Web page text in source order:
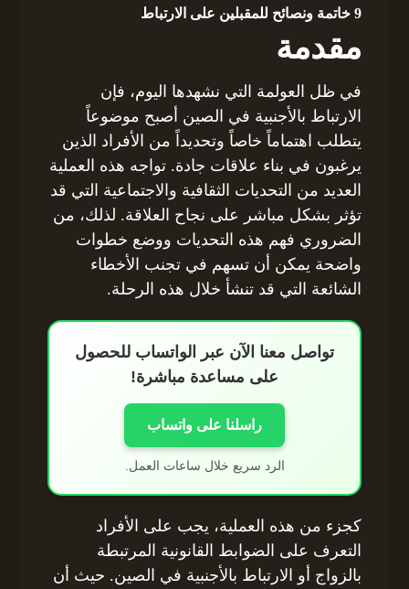
9 خاتمة ونصائح للمقبلين على الارتباط
مقدمة
في ظل العولمة التي نشهدها اليوم، فإن
الارتباط بالأجنبية في الصين أصبح موضوعاً
يتطلب اهتماماً خاصاً وتحديداً من الأفراد الذين
يرغبون في بناء علاقات جادة. تواجه هذه العملية
العديد من التحديات الثقافية والاجتماعية التي قد
تؤثر بشكل مباشر على نجاح العلاقة. لذلك، من
الضروري فهم هذه التحديات ووضع خطوات
واضحة يمكن أن تسهم في تجنب الأخطاء
الشائعة التي قد تنشأ خلال هذه الرحلة.
تواصل معنا الآن عبر الواتساب للحصول
على مساعدة مباشرة!
راسلنا على واتساب
الرد سريع خلال ساعات العمل.
كجزء من هذه العملية، يجب على الأفراد
التعرف على الضوابط القانونية المرتبطة
بالزواج أو الارتباط بالأجنبية في الصين. حيث أن